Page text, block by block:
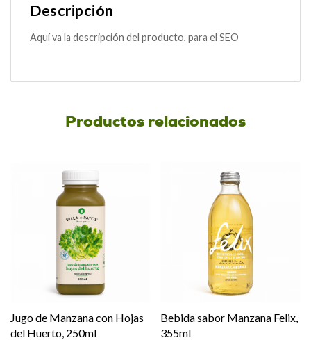
Descripción
Aquí va la descripción del producto, para el SEO
Productos relacionados
Jugo de Manzana con Hojas
del Huerto, 250ml
Bebida sabor Manzana Felix,
355ml